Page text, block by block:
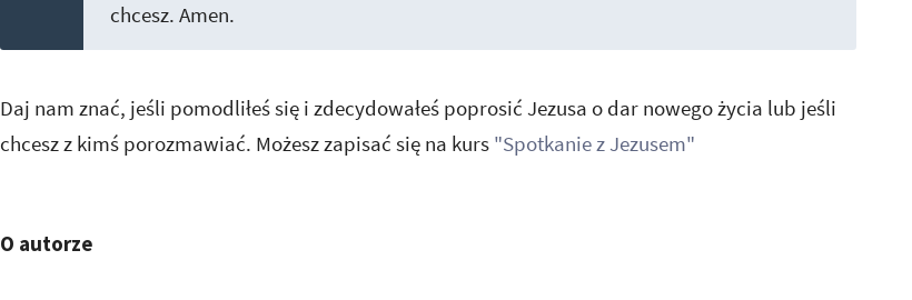
chcesz. Amen.
Daj nam znać, jeśli pomodliłeś się i zdecydowałeś poprosić Jezusa o dar nowego życia lub jeśli
chcesz z kimś porozmawiać. Możesz zapisać się na kurs "Spotkanie z Jezusem"
O autorze